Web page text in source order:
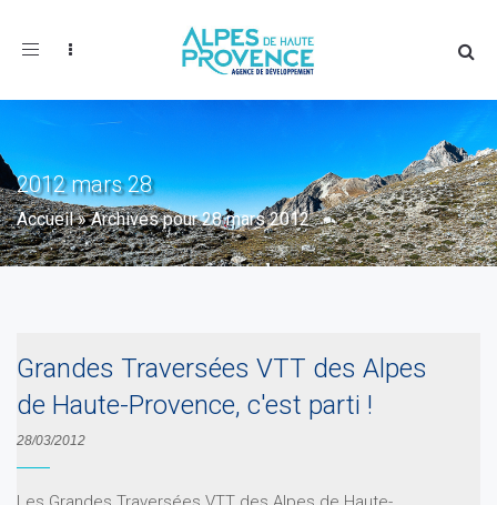
Toggle
2012 mars 28
Accueil»Archives pour 28 mars 2012
Grandes Traversées VTT des Alpes
de Haute-Provence, c'est parti !
28/03/2012